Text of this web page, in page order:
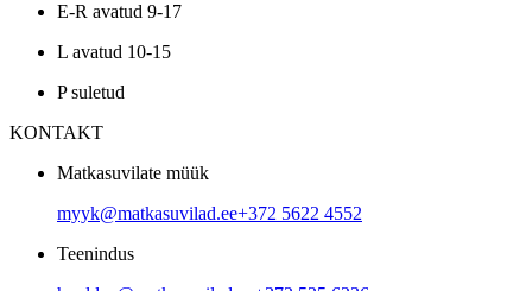
E-R avatud 9-17
L avatud 10-15
P suletud
KONTAKT
Matkasuvilate müük
myyk@matkasuvilad.ee+372 5622 4552
Teenindus